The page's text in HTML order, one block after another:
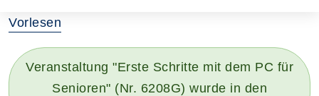
Vorlesen
Veranstaltung "Erste Schritte mit dem PC für
Senioren" (Nr. 6208G) wurde in den